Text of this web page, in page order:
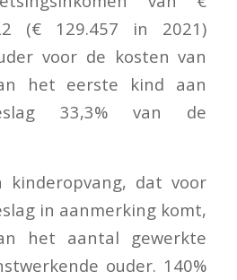
(€ 129.457 in 2021)
voor de kosten van
het eerste kind aan
33,3% van de
dat voor
in aanmerking komt,
het aantal gewerkte
ouder. 140%